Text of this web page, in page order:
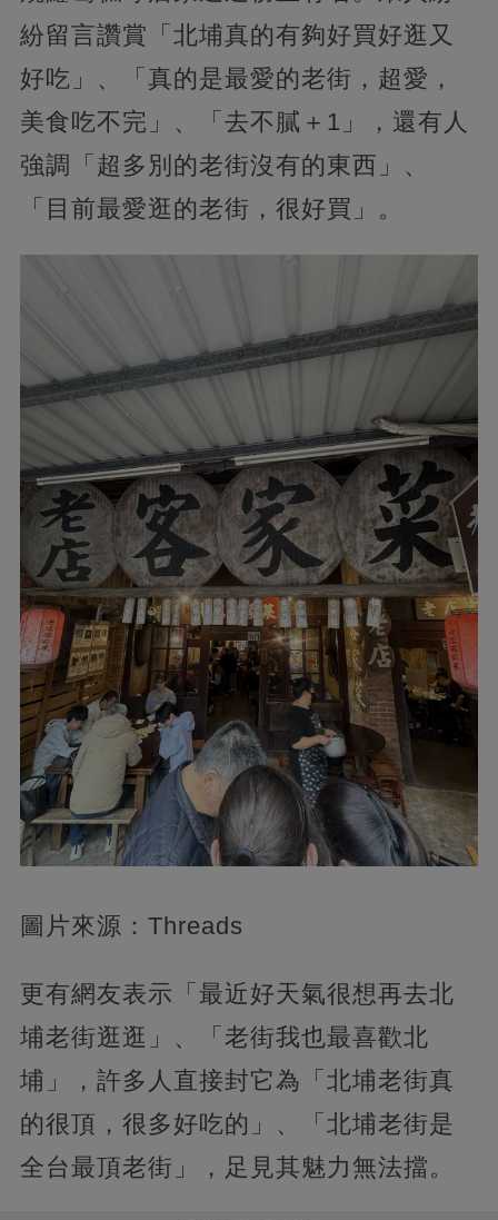
紛留言讚賞「北埔真的有夠好買好逛又
好吃」、「真的是最愛的老街，超愛，
美食吃不完」、「去不膩＋1」，還有人
強調「超多別的老街沒有的東西」、
「目前最愛逛的老街，很好買」。
圖片來源：Threads
更有網友表示「最近好天氣很想再去北
埔老街逛逛」、「老街我也最喜歡北
埔」，許多人直接封它為「北埔老街真
的很頂，很多好吃的」、「北埔老街是
全台最頂老街」，足見其魅力無法擋。